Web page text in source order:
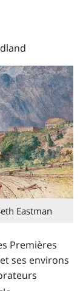
Eastman
Premières
ses environs